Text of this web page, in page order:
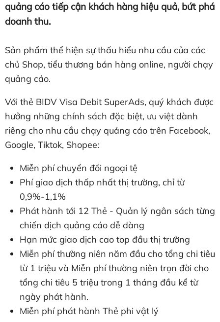
quảng cáo tiếp cận khách hàng hiệu quả, bứt phá
doanh thu.
Sản phẩm thể hiện sự thấu hiểu nhu cầu của các
chủ Shop, tiểu thương bán hàng online, người chạy
quảng cáo.
Với thẻ BIDV Visa Debit SuperAds, quý khách được
hưởng những chính sách đặc biệt, ưu việt dành
riêng cho nhu cầu chạy quảng cáo trên Facebook,
Google, Tiktok, Shopee:
Miễn phí chuyển đổi ngoại tệ
Phí giao dịch thấp nhất thị trường, chỉ từ
0,9%-1,1%
Phát hành tới 12 Thẻ - Quản lý ngân sách từng
chiến dịch quảng cáo dễ dàng
Hạn mức giao dịch cao top đầu thị trường
Miễn phí thường niên năm đầu cho tổng chi tiêu
từ 1 triệu và Miễn phí thường niên trọn đời cho
tổng chi tiêu 5 triệu trong 1 tháng đầu kể từ
ngày phát hành.
Miễn phí phát hành Thẻ phi vật lý